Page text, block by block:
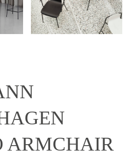
ARMCHAIR